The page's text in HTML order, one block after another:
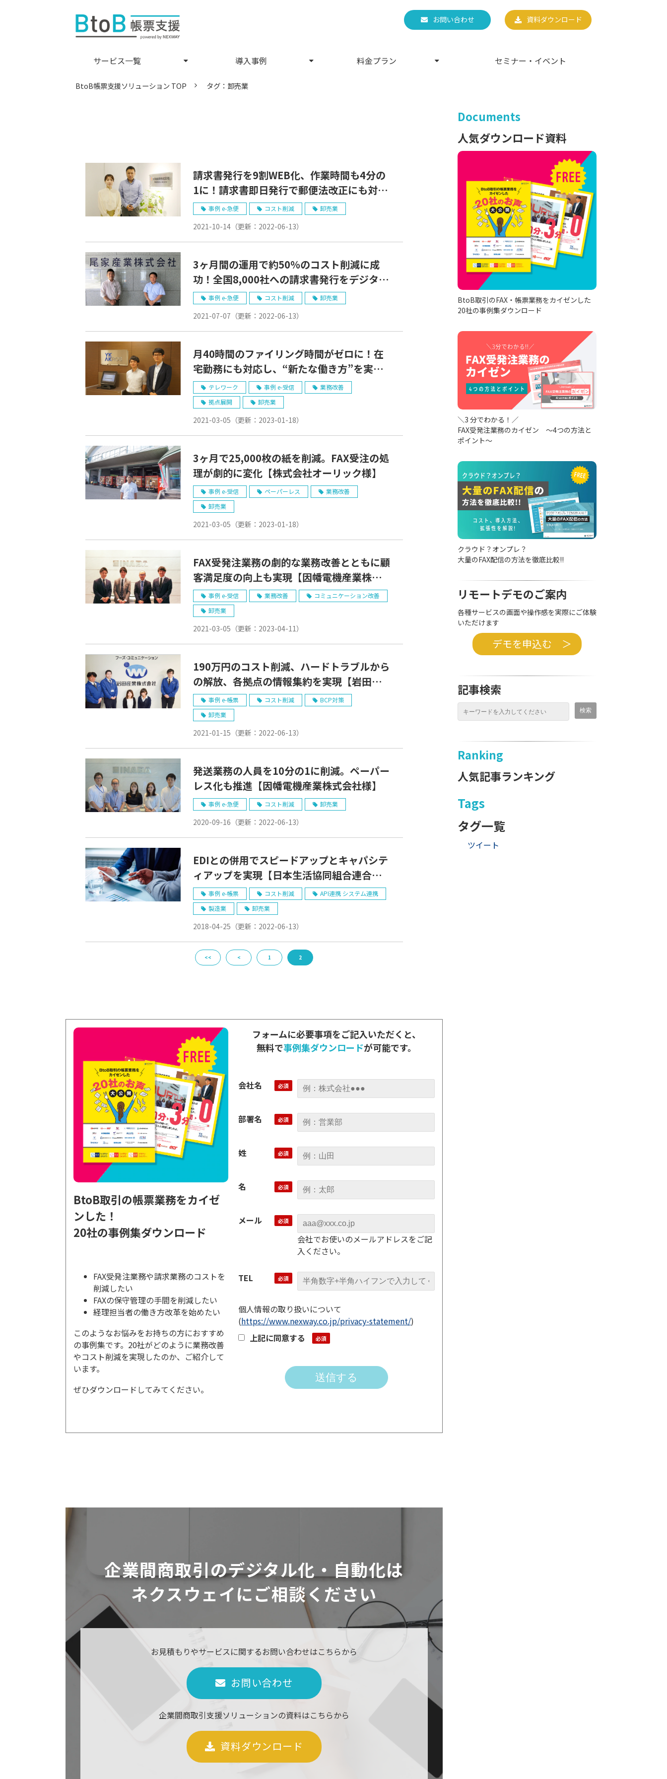
お問い合わせ 資料ダウンロード
サービス一覧 導入事例 料金プラン セミナー・イベント
BtoB帳票支援ソリューション TOP タグ：卸売業
請求書発行を9割WEB化、作業時間も4分の
1に！請求書即日発行で郵便法改正にも対応
【生駒商事株式会社様】
事例 e-急便 コスト削減 卸売業
2021-10-14 （更新： 2022-06-13）
3ヶ月間の運用で約50％のコスト削減に成
功！全国8,000社への請求書発行をデジタル
化【尾家産業株式会社様】
事例 e-急便 コスト削減 卸売業
2021-07-07 （更新： 2022-06-13）
月40時間のファイリング時間がゼロに！在
宅勤務にも対応し、“新たな働き方”を実現
【YKアクロス株式会社様】
テレワーク 事例 e-受信
業務改善
拠点展開
卸売業
2021-03-05 （更新： 2023-01-18）
3ヶ月で25,000枚の紙を削減。FAX受注の処
理が劇的に変化【株式会社オーリック様】
事例 e-受信 ペーパーレス
業務改善
卸売業
2021-03-05 （更新： 2023-01-18）
FAX受発注業務の劇的な業務改善とともに顧
客満足度の向上も実現【因幡電機産業株式
会社電材カンパニー様】
事例 e-受信 業務改善
コミュニケーション改善
卸売業
2021-03-05 （更新： 2023-04-11）
190万円のコスト削減、ハードトラブルから
の解放、各拠点の情報集約を実現【岩田産
業株式會社様】
事例 e-帳票 コスト削減
BCP対策
卸売業
2021-01-15 （更新： 2022-06-13）
発送業務の人員を10分の1に削減。ペーパー
レス化も推進【因幡電機産業株式会社様】
事例 e-急便 コスト削減 卸売業
2020-09-16 （更新： 2022-06-13）
EDIとの併用でスピードアップとキャパシテ
ィアップを実現【日本生活協同組合連合会
様】事例 e-帳票 コスト削減
API連携 システム連携
製造業
卸売業
2018-04-25 （更新： 2022-06-13）
<< < 1 2
BtoB取引の帳票業務をカイゼ
ンした！
20社の事例集ダウンロード
FAX受発注業務や請求業務のコストを
削減したい
FAXの保守管理の手間を削減したい
経理担当者の働き方改革を始めたい
このようなお悩みをお持ちの方におすすめ
の事例集です。20社がどのように業務改善
やコスト削減を実現したのか、ご紹介して
います。
ぜひダウンロードしてみてください。
フォームに必要事項をご記入いただくと、
無料で事例集ダウンロードが可能です。
会社名
部署名
姓
名
メール
会社でお使いのメールアドレスをご記
入ください。
TEL
個人情報の取り扱いについて
(https://www.nexway.co.jp/privacy-statement/)
上記に同意する
企業間商取引のデジタル化・自動化は
ネクスウェイにご相談ください
お見積もりやサービスに関するお問い合わせはこちらから
お問い合わせ
企業間商取引支援ソリューションの資料はこちらから
資料ダウンロード
Documents
人気ダウンロード資料
BtoB取引のFAX・帳票業務をカイゼンした
20社の事例集ダウンロード
＼3 分でわかる！／
FAX受発注業務のカイゼン ～4つの方法と
ポイント～
クラウド？オンプレ？
大量のFAX配信の方法を徹底比較!!
リモートデモのご案内
各種サービスの画面や操作感を実際にご体験
いただけます
デモを申込む ＞
記事検索
Ranking
人気記事ランキング
Tags
タグ一覧
ツイート